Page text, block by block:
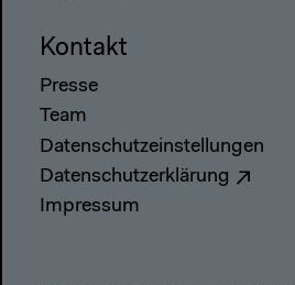
Kontakt
Presse
Team
Datenschutzeinstellungen
Datenschutzerklärung
Impressum